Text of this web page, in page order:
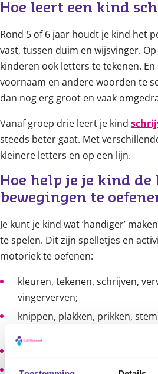
Hoe leert een kind
Rond 5 of 6 jaar houdt je kind het
vast, tussen duim en wijsvinger.
kinderen ook letters te tekenen. En
voornaam en andere woorden te
dan nog erg groot en vaak
Vanaf groep drie leert je kind
steeds beter gaat. Met
kleinere letters en op een lijn.
Hoe help je je kind de
bewegingen te
Je kunt je kind wat ‘handiger’
te spelen. Dit zijn spelletjes en
motoriek te oefenen:
kleuren, tekenen, schrijven,
vingerverven;
knippen, plakken, prikken,
spelen met klei of gips, zand
timmeren, schroeven,